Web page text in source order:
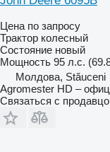
Цена по запросу
Трактор колесный
Состояние новый
Мощность 95 л.с.
Молдова, Stăuceni
Agromester HD –
Связаться с